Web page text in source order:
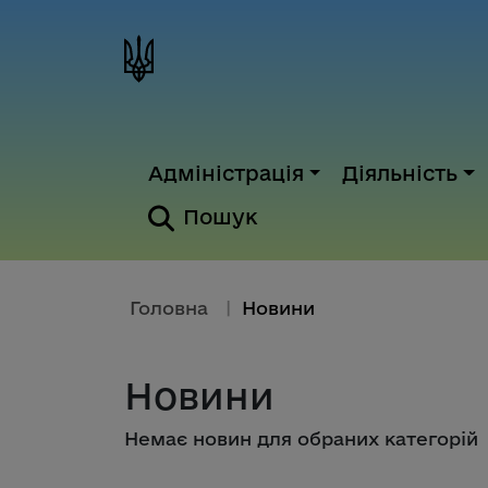
Адміністрація
Діяльність
Пошук
Головна Новини
Новини
Немає новин для обраних категорій